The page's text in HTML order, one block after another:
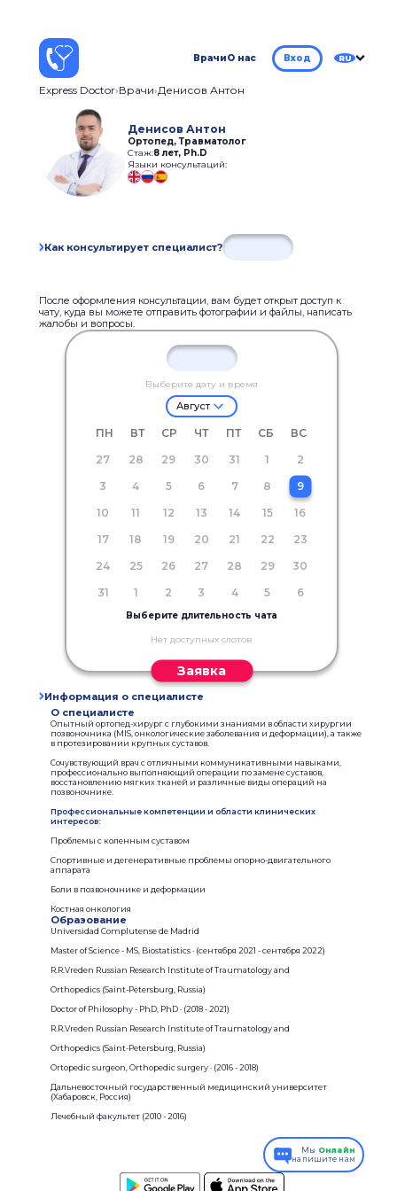
ВрачиО нас Вход RU
Express Doctor Врачи Денисов Антон
Денисов Антон
Ортопед, Травматолог
Стаж:8 лет, Ph.D
Языки консультаций:
Как консультирует специалист?
После оформления консультации, вам будет открыт доступ к
чату, куда вы можете отправить фотографии и файлы, написать
жалобы и вопросы.
Выберите дату и время
Август
ПН ВТ СР ЧТ ПТ СБ
ВС
27
28 29 30 31 1
2
3
4 5 6 7 8
9
10
11 12 13 14 15
16
17
18 19 20 21 22
23
24
25 26 27 28 29
30
31
1 2 3 4 5 6
Выберите длительность чата
Нет доступных слотов
Заявка
Информация о специалисте
О специалисте
Опытный ортопед-хирург с глубокими знаниями в области хирургии
позвоночника (MIS, онкологические заболевания и деформации), а также
в протезировании крупных суставов.
Сочувствующий врач с отличными коммуникативными навыками,
профессионально выполняющий операции по замене суставов,
восстановлению мягких тканей и различные виды операций на
позвоночнике.
Профессиональные компетенции и области клинических
интересов:
Проблемы с коленным суставом
Спортивные и дегенеративные проблемы опорно-двигательного
аппарата
Боли в позвоночнике и деформации
Костная онкология
Образование
Universidad Complutense de Madrid
Master of Science - MS, Biostatistics · (сентября 2021 - сентября 2022)
R.R.Vreden Russian Research Institute of Traumatology and
Orthopedics (Saint-Petersburg, Russia)
Doctor of Philosophy - PhD, PhD · (2018 - 2021)
R.R.Vreden Russian Research Institute of Traumatology and
Orthopedics (Saint-Petersburg, Russia)
Ortopedic surgeon, Orthopedic surgery · (2016 - 2018)
Дальневосточный государственный медицинский университет
(Хабаровск, Россия)
Лечебный факультет (2010 - 2016)
Мы Онлайн
напишите нам